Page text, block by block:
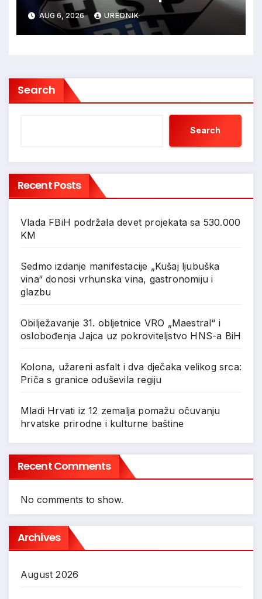
ovjere kandidature Slavena
Kovačevića
AUG 6, 2026 UREDNIK
Search
Search
Recent Posts
Vlada FBiH podržala devet projekata sa 530.000
KM
Sedmo izdanje manifestacije „Kušaj ljubuška
vina“ donosi vrhunska vina, gastronomiju i
glazbu
Obilježavanje 31. obljetnice VRO „Maestral“ i
oslobođenja Jajca uz pokroviteljstvo HNS-a BiH
Kolona, užareni asfalt i dva dječaka velikog srca:
Priča s granice oduševila regiju
Mladi Hrvati iz 12 zemalja pomažu očuvanju
hrvatske prirodne i kulturne baštine
Recent Comments
No comments to show.
Archives
August 2026